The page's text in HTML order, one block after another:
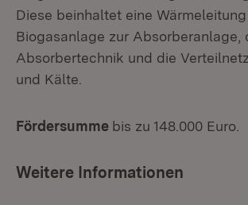
Diese beinhaltet eine
Biogasanlage zur Absorberanlage,
Absorbertechnik und die
und Kälte.
Fördersumme bis zu 148.000 Euro.
Weitere Informationen